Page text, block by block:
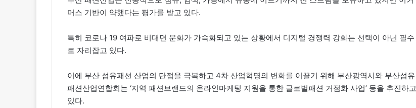
머스 기반이 약했다는 평가를 받고 있다.
특히 코로나 19 여파로 비대면 문화가 가속화되고 있는 상황에서 디지털 경쟁력 강화는 선택이 아닌 필수
로 자리잡고 있다.
이에 부산 섬유패션 산업의 단점을 극복하고 4차 산업혁명의 변화를 이끌기 위해 부산광역시와 부산섬유
패션산업연합회는 ‘지역 패션브랜드의 온라인마케팅 지원을 통한 글로벌패션 거점화 사업’ 등을 추진하고
있다.